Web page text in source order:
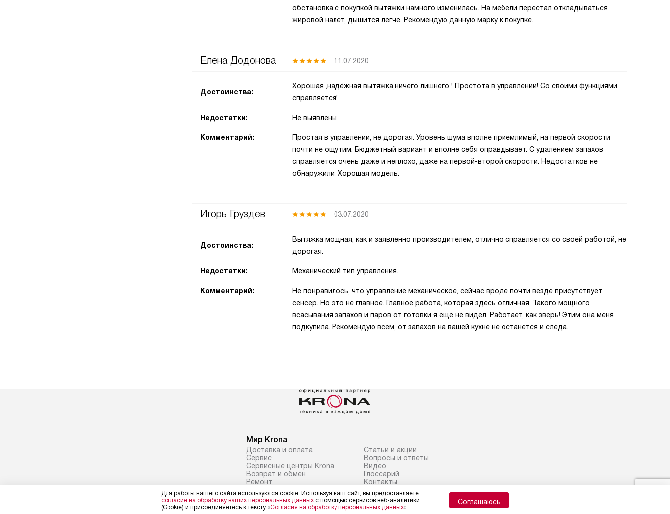
обстановка с покупкой вытяжки намного изменилась. На мебели перестал откладываться
жировой налет, дышится легче. Рекомендую данную марку к покупке.
Елена Додонова 11.07.2020
Достоинства:
Хорошая ,надёжная вытяжка,ничего лишнего ! Простота в управлении! Со своими функциями
справляется!
Недостатки: Не выявлены
Комментарий:
Простая в управлении, не дорогая. Уровень шума вполне приемлимый, на первой скорости
почти не ощутим. Бюджетный вариант и вполне себя оправдывает. С удалением запахов
справляется очень даже и неплохо, даже на первой-второй скорости. Недостатков не
обнаружили. Хорошая модель.
Игорь Груздев 03.07.2020
Достоинства:
Вытяжка мощная, как и заявленно производителем, отлично справляется со своей работой, не
дорогая.
Недостатки: Механический тип управления.
Комментарий:
Не понравилось, что управление механическое, сейчас вроде почти везде присутствует
сенсер. Но это не главное. Главное работа, которая здесь отличная. Такого мощного
всасывания запахов и паров от готовки я еще не видел. Работает, как зверь! Этим она меня
подкупила. Рекомендую всем, от запахов на вашей кухне не останется и следа.
Мир Krona
Доставка и оплата
Сервис
Сервисные центры Krona
Возврат и обмен
Ремонт
Подборщик вытяжек
Статьи и акции
Вопросы и ответы
Видео
Глоссарий
Контакты
Политика конфиденциальности Условия продажи Карта сайта
Для работы нашего сайта используются cookie. Используя наш сайт, вы предоставляете
согласие на обработку ваших персональных данных с помощью сервисов веб-аналитики
(Cookie) и присоединяетесь к тексту «Согласия на обработку персональных данных»
Соглашаюсь